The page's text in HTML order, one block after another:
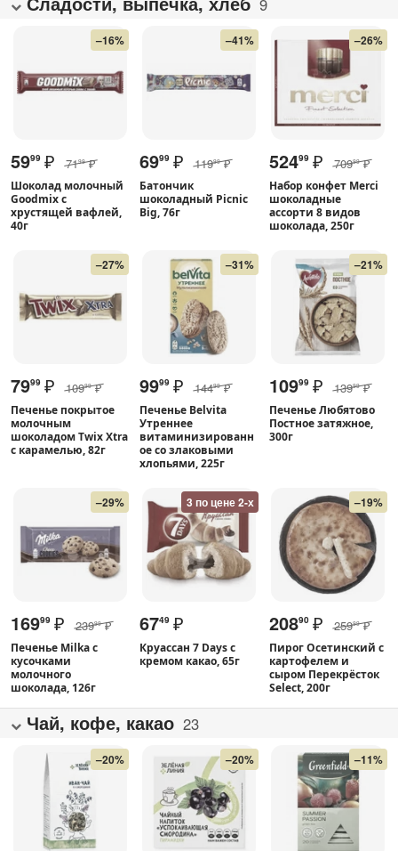
–16%
5999 ₽ 7199 ₽
Шоколад молочный
Goodmix с
хрустящей вафлей,
40г
–41%
6999 ₽ 11999 ₽
Батончик
шоколадный Picnic
Big, 76г
–26%
52499 ₽ 70999 ₽
Набор конфет Merci
шоколадные
ассорти 8 видов
шоколада, 250г
–27%
7999 ₽ 10999 ₽
Печенье покрытое
молочным
шоколадом Twix Xtra
с карамелью, 82г
–31%
9999 ₽ 14499 ₽
Печенье Belvita
Утреннее
витаминизированн
ое со злаковыми
хлопьями, 225г
–21%
10999 ₽ 13999 ₽
Печенье Любятово
Постное затяжное,
300г
–29%
16999 ₽ 23999 ₽
Печенье Milka с
кусочками
молочного
шоколада, 126г
3 по цене 2-х
6749 ₽
Круассан 7 Days с
кремом какао, 65г
–19%
20890 ₽ 25999 ₽
Пирог Осетинский с
картофелем и
сыром Перекрёсток
Select, 200г
Чай, кофе, какао 23
–20% –20% –11%